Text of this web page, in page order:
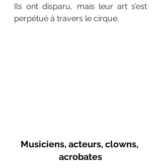
Ils ont disparu, mais leur art s’est
perpétué à travers le cirque.
Musiciens, acteurs, clowns,
acrobates